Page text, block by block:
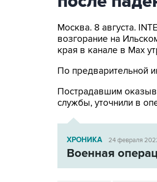
Москва. 8 августа.
возгорание на
края в канале в Max
По предварительной
Пострадавшим
службы, уточнили в
ХРОНИКА 24 февраля
Военная